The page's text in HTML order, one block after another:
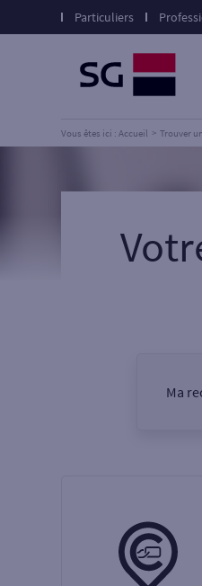
Particuliers
Vous êtes ici : Accueil Trouver
Ma
Ma